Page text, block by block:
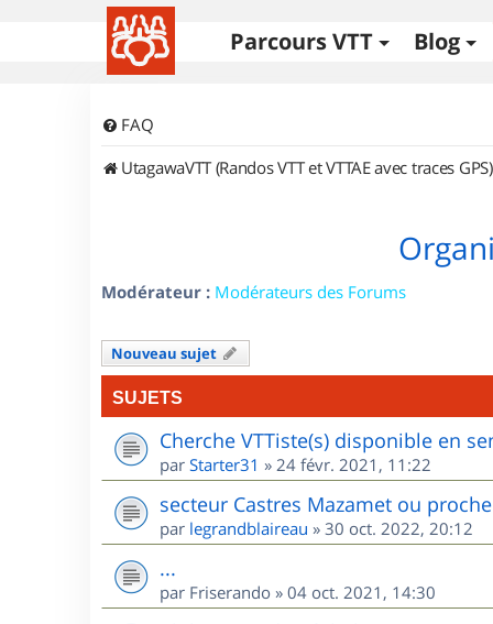
Parcours VTT Blog
FAQ
UtagawaVTT (Randos VTT et VTTAE avec traces GPS)
Modérateur : Modérateurs des Forums
Nouveau sujet
SUJETS
Cherche VTTiste(s) disponible en
par Starter31 » 24 févr. 2021, 11:22
secteur Castres Mazamet ou proche
par legrandblaireau » 30 oct. 2022, 20:12
...
par Friserando » 04 oct. 2021, 14:30